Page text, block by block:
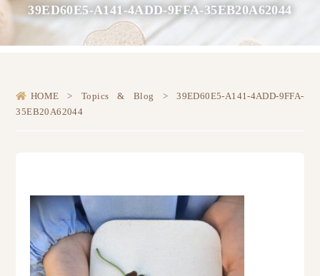
39ED60E5-A141-4ADD-9FFA-35EB20A62044
HOME >Topics & Blog >39ED60E5-A141-4ADD-9FFA-
35EB20A62044